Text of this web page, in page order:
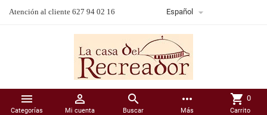
Atención al cliente 627 94 02 16 Español 

Categorías

Mi cuenta

Buscar
more_horiz
Más
shopping_cart 0
Carrito